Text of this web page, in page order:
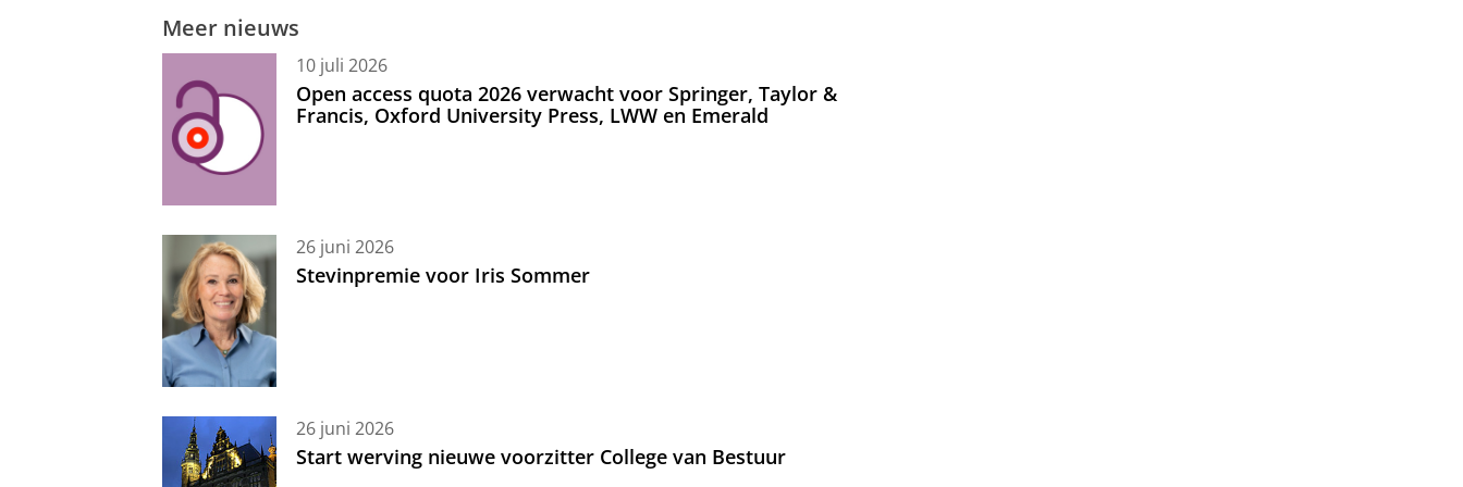
Meer nieuws
10 juli 2026
Open access quota 2026 verwacht voor Springer, Taylor &
Francis, Oxford University Press, LWW en Emerald
26 juni 2026
Stevinpremie voor Iris Sommer
26 juni 2026
Start werving nieuwe voorzitter College van Bestuur